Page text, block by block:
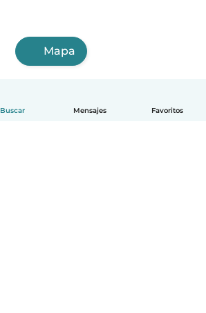
Buscar Mensajes Favoritos
Mapa